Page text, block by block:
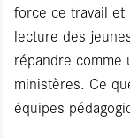
force ce travail et
lecture des
répandre comme
ministères. Ce
équipes